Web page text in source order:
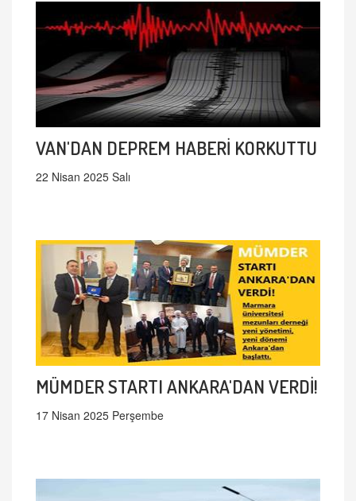
VAN'DAN DEPREM HABERİ KORKUTTU
22 Nisan 2025 Salı
MÜMDER STARTI ANKARA'DAN VERDİ!
17 Nisan 2025 Perşembe